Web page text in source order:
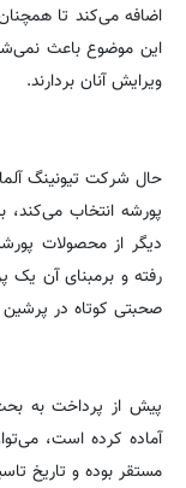
اضافه می‌کند تا
این موضوع باعث
ویرایش آنان بردارند.
حال شرکت تیونینگ
دیگر از محصولات
رفته و برمبنای آن یک
صحبتی کوتاه در
پیش از پرداخت به
آماده کرده است،